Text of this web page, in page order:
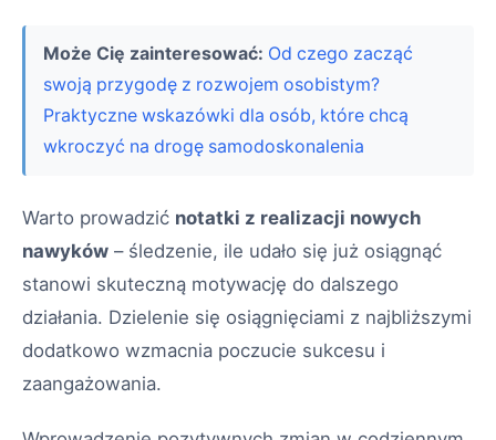
Może Cię zainteresować: Od czego zacząć
swoją przygodę z rozwojem osobistym?
Praktyczne wskazówki dla osób, które chcą
wkroczyć na drogę samodoskonalenia
Warto prowadzić notatki z realizacji nowych
nawyków – śledzenie, ile udało się już osiągnąć
stanowi skuteczną motywację do dalszego
działania. Dzielenie się osiągnięciami z najbliższymi
dodatkowo wzmacnia poczucie sukcesu i
zaangażowania.